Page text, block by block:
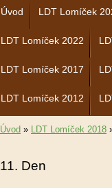
Úvod LDT Lomíček
LDT Lomíček 2022
LDT Lomíček 2017
LDT Lomíček 2012
Úvod » LDT Lomíček 2018
11. Den